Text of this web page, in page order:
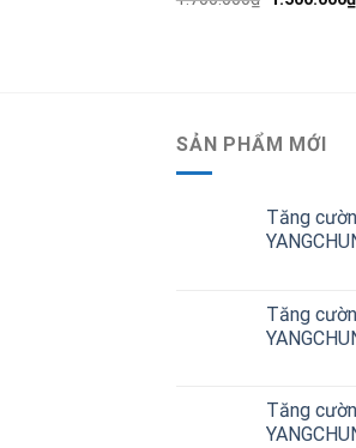
SẢN PHẨM MỚI
Tăng
Tăng
Tăng